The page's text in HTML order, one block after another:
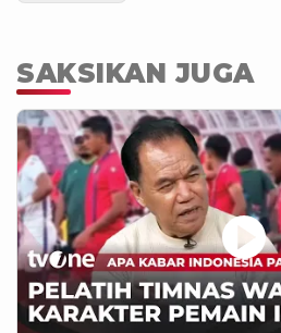
SAKSIKAN JUGA